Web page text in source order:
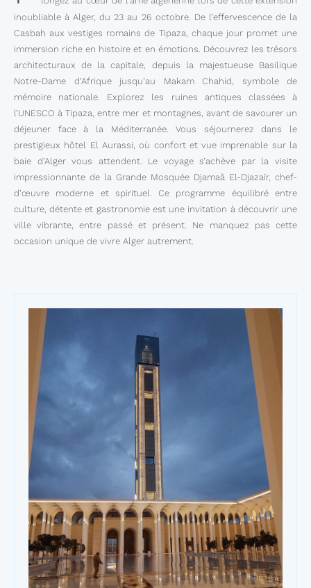
inoubliable à Alger, du 23 au 26 octobre. De l’effervescence de la
Casbah aux vestiges romains de Tipaza, chaque jour promet une
immersion riche en histoire et en émotions. Découvrez les trésors
architecturaux de la capitale, depuis la majestueuse Basilique
Notre-Dame d’Afrique jusqu’au Makam Chahid, symbole de
mémoire nationale. Explorez les ruines antiques classées à
l’UNESCO à Tipaza, entre mer et montagnes, avant de savourer un
déjeuner face à la Méditerranée. Vous séjournerez dans le
prestigieux hôtel El Aurassi, où confort et vue imprenable sur la
baie d’Alger vous attendent. Le voyage s’achève par la visite
impressionnante de la Grande Mosquée Djamaâ El-Djazaïr, chef-
d’œuvre moderne et spirituel. Ce programme équilibré entre
culture, détente et gastronomie est une invitation à découvrir une
ville vibrante, entre passé et présent. Ne manquez pas cette
occasion unique de vivre Alger autrement.